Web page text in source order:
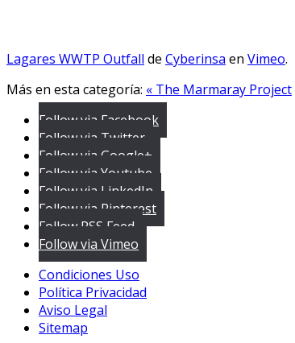
Lagares WWTP Outfall de Cyberinsa en Vimeo.
Más en esta categoría: « The Marmaray Project
Follow via Facebook
Follow via Twitter
Follow via Google+
Follow via Youtube
Follow via LinkedIn
Follow via Pinterest
Follow RSS Feed
Follow via Vimeo
Condiciones Uso
Política Privacidad
Aviso Legal
Sitemap